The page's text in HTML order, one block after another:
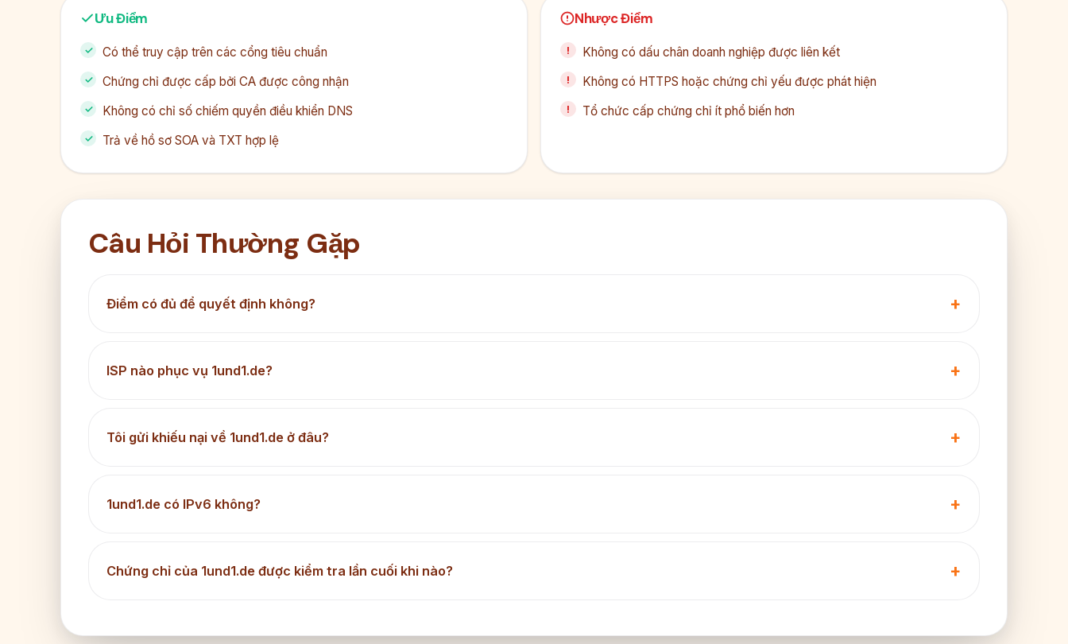
Ưu Điểm
Có thể truy cập trên các cổng tiêu chuẩn
Chứng chỉ được cấp bởi CA được công nhận
Không có chỉ số chiếm quyền điều khiển DNS
Trả về hồ sơ SOA và TXT hợp lệ
Nhược Điểm
Không có dấu chân doanh nghiệp được liên kết
Không có HTTPS hoặc chứng chỉ yếu được phát hiện
Tổ chức cấp chứng chỉ ít phổ biến hơn
Câu Hỏi Thường Gặp
Điểm có đủ để quyết định không?
ISP nào phục vụ 1und1.de?
Tôi gửi khiếu nại về 1und1.de ở đâu?
1und1.de có IPv6 không?
Chứng chỉ của 1und1.de được kiểm tra lần cuối khi nào?